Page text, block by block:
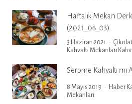
Haftalık Mekan
(2021_06_03)
3 Haziran 2021
Kahvaltı Mekanları
Serpme Kahvaltı mı
8 Mayıs 2019 Haber
Mekanları